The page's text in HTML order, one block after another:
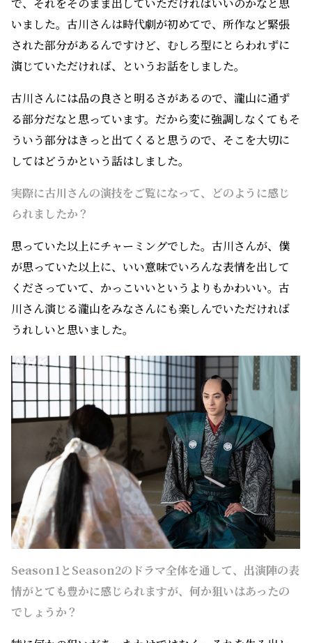
る部分だなと思っています。だから変に強調しなくてもそ
ういう部分はきっと出てくると思うので、そこを大切に
してはどうかという話はしました。
――実際に古川さんの演技をご覧になって、どのように感じ
られましたか？
思っていた以上にチャーミングでした。古川さんが、僕
が思っていた以上に、いい意味でいろんな表情を出して
くださっていて、かっこいいというよりもかわいい。古
川さん演じる瀧山をみなさんにも楽しんでいただければ
――Season1とSeason2のドラマ全体を通して、出演陣の表
情がとても豊かに感じられますが、何か狙いはあったの
でしょうか？
特に何かの狙いがあったわけではなく、それを生み出し
ているのはやはりよしながふみさんの原作であり、森下
さんの脚本だと思います。大奥に生きる人たちの業や悲し
みなどを丹念に描いていただいて、それを表現するにあ